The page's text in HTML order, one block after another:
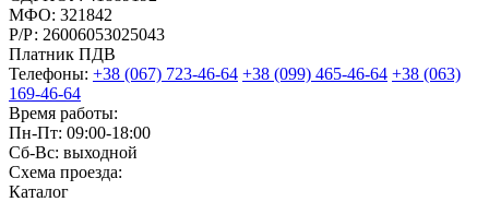
МФО: 321842
Р/Р: 26006053025043
Платник ПДВ
Телефоны: +38 (067) 723-46-64 +38 (099) 465-46-64 +38 (063)
169-46-64
Время работы:
Пн-Пт: 09:00-18:00
Сб-Вс: выходной
Схема проезда:
Каталог